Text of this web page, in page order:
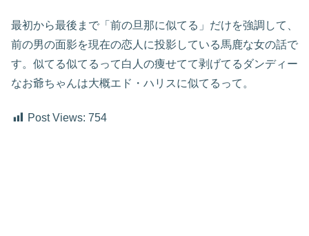
最初から最後まで「前の旦那に似てる」だけを強調して、
前の男の面影を現在の恋人に投影している馬鹿な女の話で
す。似てる似てるって白人の痩せてて剥げてるダンディー
なお爺ちゃんは大概エド・ハリスに似てるって。
Post Views: 754